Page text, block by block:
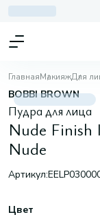
ГлавнаяМакияжДля
BOBBI BROWN
Пудра для лица
Nude
Nude
Артикул:
Цвет